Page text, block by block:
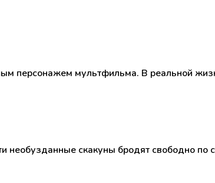
персонажем мультфильма. В реальной
скакуны бродят свободно по